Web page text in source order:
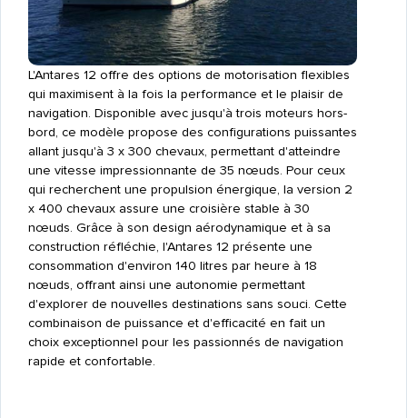
L'Antares 12 offre des options de motorisation flexibles
qui maximisent à la fois la performance et le plaisir de
navigation. Disponible avec jusqu'à trois moteurs hors-
bord, ce modèle propose des configurations puissantes
allant jusqu'à 3 x 300 chevaux, permettant d'atteindre
une vitesse impressionnante de 35 nœuds. Pour ceux
qui recherchent une propulsion énergique, la version 2
x 400 chevaux assure une croisière stable à 30
nœuds. Grâce à son design aérodynamique et à sa
construction réfléchie, l'Antares 12 présente une
consommation d'environ 140 litres par heure à 18
nœuds, offrant ainsi une autonomie permettant
d'explorer de nouvelles destinations sans souci. Cette
combinaison de puissance et d'efficacité en fait un
choix exceptionnel pour les passionnés de navigation
rapide et confortable.